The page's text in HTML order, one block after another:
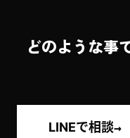
どのような事
LINEで相談→